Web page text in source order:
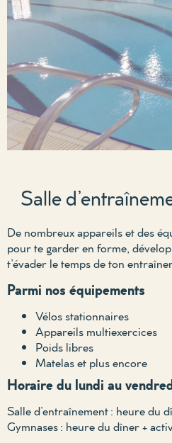
Salle
De nombreux appareils et des
pour te garder en forme,
t’évader le temps de ton
Parmi nos équipements
Vélos stationnaires
Appareils multiexercices
Poids libres
Matelas et plus encore
Horaire du lundi au
Salle d’entraînement : heure du
Gymnases : heure du dîner +